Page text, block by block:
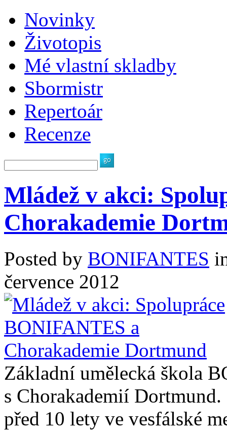
Novinky
Životopis
Mé vlastní skladby
Sbormistr
Repertoár
Recenze
Mládež v akci:
Chorakademie
Posted by BONIFANTES
července 2012
Základní umělecká škola
s Chorakademií
před 10 lety ve vesfálské